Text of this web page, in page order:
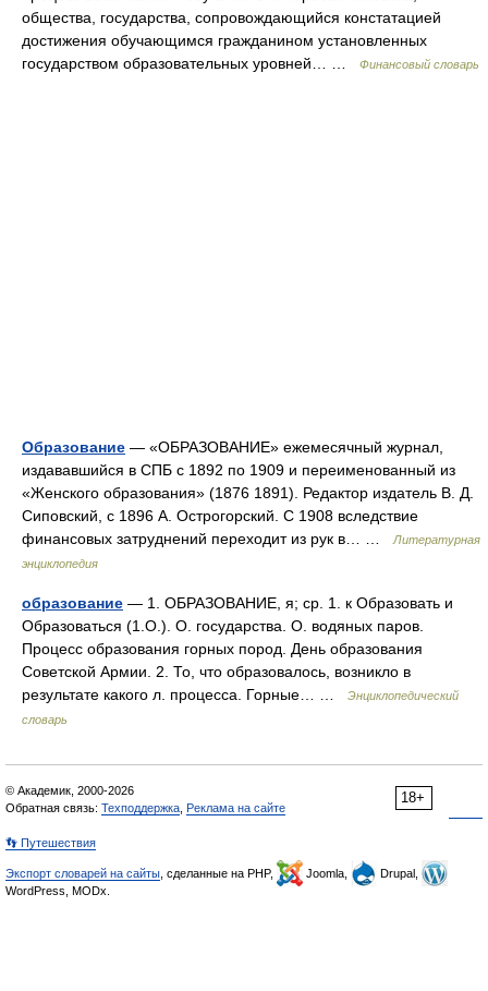
общества, государства, сопровождающийся констатацией
достижения обучающимся гражданином установленных
государством образовательных уровней… …
Финансовый словарь
Образование — «ОБРАЗОВАНИЕ» ежемесячный журнал,
издававшийся в СПБ с 1892 по 1909 и переименованный из
«Женского образования» (1876 1891). Редактор издатель В. Д.
Сиповский, с 1896 А. Острогорский. С 1908 вследствие
финансовых затруднений переходит из рук в… …
Литературная
энциклопедия
образование — 1. ОБРАЗОВАНИЕ, я; ср. 1. к Образовать и
Образоваться (1.О.). О. государства. О. водяных паров.
Процесс образования горных пород. День образования
Советской Армии. 2. То, что образовалось, возникло в
результате какого л. процесса. Горные… …
Энциклопедический
словарь
18+
© Академик, 2000-2026
Обратная связь: Техподдержка Реклама на сайте
👣 Путешествия
Экспорт словарей на сайты , сделанные на PHP, Joomla,
Drupal,
WordPress, MODx.